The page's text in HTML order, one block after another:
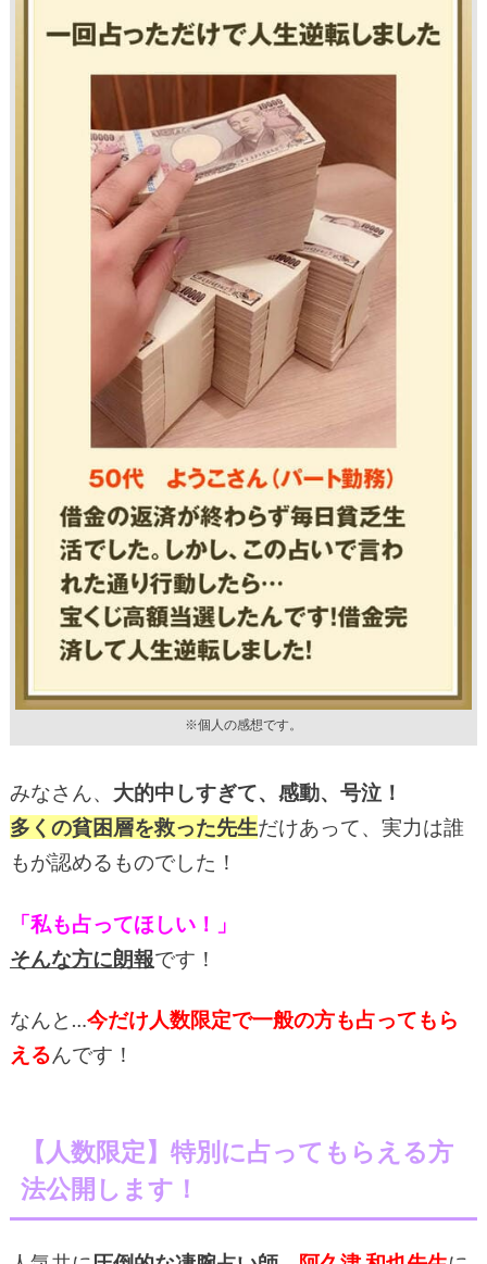
※個人の感想です。
みなさん、 大的中しすぎて、感動、号泣！
多くの貧困層を救った先生だけあって、実力は誰
もが認めるものでした！
「私も占ってほしい！」
そんな方に朗報です！
なんと…今だけ人数限定で一般の方も占ってもら
えるんです！
【人数限定】特別に占ってもらえる方
法公開します！